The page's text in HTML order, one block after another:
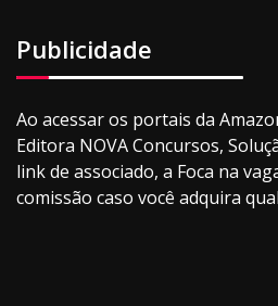
Publicidade
Ao acessar os portais da
Editora NOVA Concursos,
link de associado, a Foca na
comissão caso você adquira